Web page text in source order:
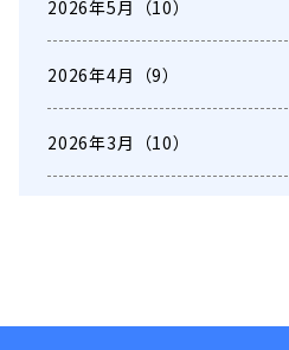
2026年5月 （10）
2026年4月 （9）
2026年3月 （10）